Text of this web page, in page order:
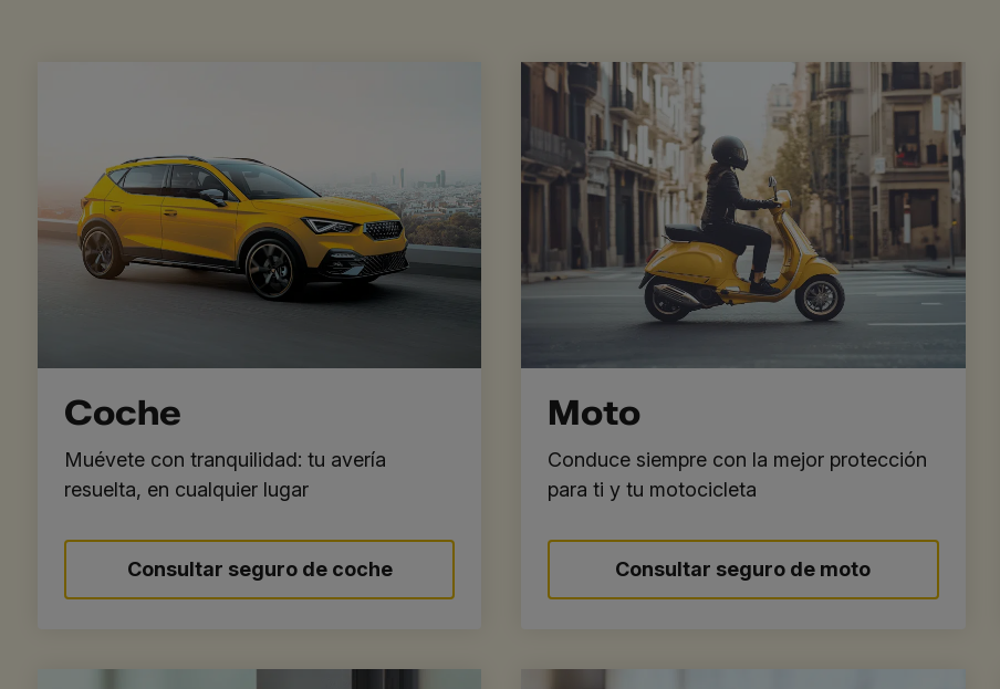
Coche
Muévete con tranquilidad: tu avería
resuelta, en cualquier lugar
Consultar seguro de coche
Moto
Conduce siempre con la mejor protección
para ti y tu motocicleta
Consultar seguro de moto